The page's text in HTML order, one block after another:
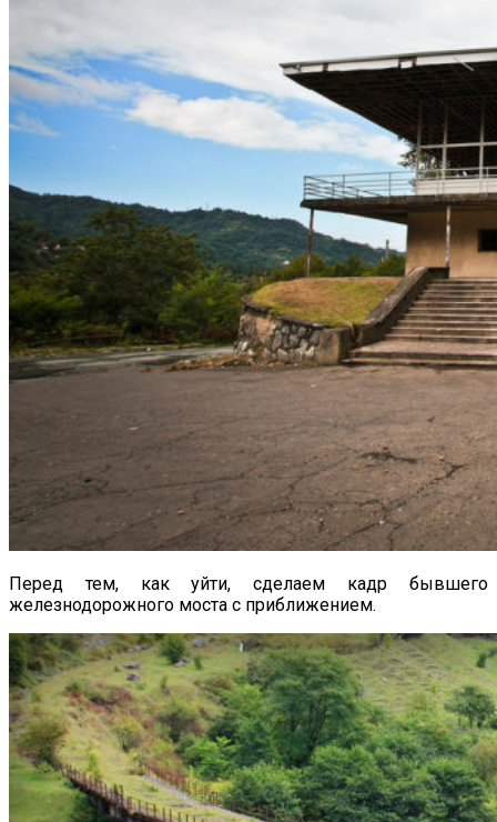
Перед тем, как уйти, сделаем кадр бывшего
железнодорожного моста с приближением.